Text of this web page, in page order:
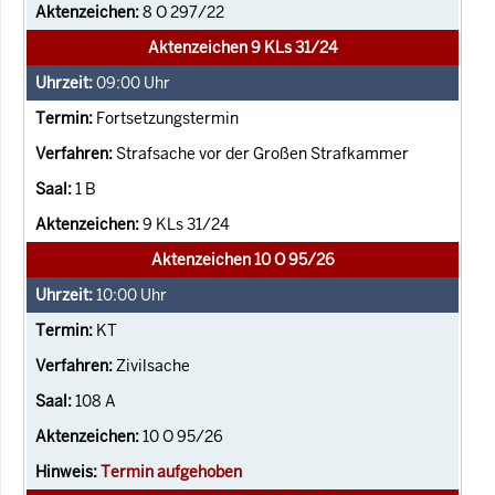
8 O 297/22
Aktenzeichen 9 KLs 31/24
09:00 Uhr
Fortsetzungstermin
Strafsache vor der Großen Strafkammer
1 B
9 KLs 31/24
Aktenzeichen 10 O 95/26
10:00 Uhr
KT
Zivilsache
108 A
10 O 95/26
Termin aufgehoben